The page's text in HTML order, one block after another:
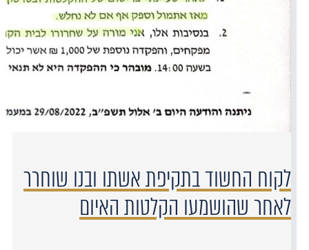
לקוח החשוד בתקיפת אשתו ובנו שוחרר
לאחר שהושמעו הקלטות האיום